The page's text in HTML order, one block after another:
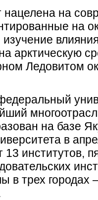
нацелена на
на
арктическую
Ледовитом
на базе
в
13 институтов,
в трех